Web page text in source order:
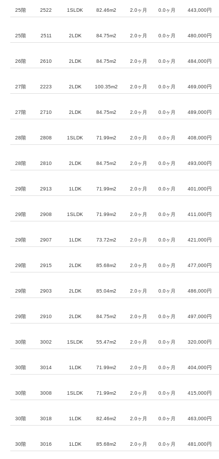
25階 2522 1SLDK 82.46m2 2.0ヶ月 0.0ヶ月 443,000円
25階 2511 2LDK 84.75m2 2.0ヶ月 0.0ヶ月 480,000円
26階 2610 2LDK 84.75m2 2.0ヶ月 0.0ヶ月 484,000円
27階 2223 2LDK 100.35m2 2.0ヶ月 0.0ヶ月 469,000円
27階 2710 2LDK 84.75m2 2.0ヶ月 0.0ヶ月 489,000円
28階 2808 1SLDK 71.99m2 2.0ヶ月 0.0ヶ月 408,000円
28階 2810 2LDK 84.75m2 2.0ヶ月 0.0ヶ月 493,000円
29階 2913 1LDK 71.99m2 2.0ヶ月 0.0ヶ月 401,000円
29階 2908 1SLDK 71.99m2 2.0ヶ月 0.0ヶ月 411,000円
29階 2907 1LDK 73.72m2 2.0ヶ月 0.0ヶ月 421,000円
29階 2915 2LDK 85.68m2 2.0ヶ月 0.0ヶ月 477,000円
29階 2903 2LDK 85.04m2 2.0ヶ月 0.0ヶ月 486,000円
29階 2910 2LDK 84.75m2 2.0ヶ月 0.0ヶ月 497,000円
30階 3002 1SLDK 55.47m2 2.0ヶ月 0.0ヶ月 320,000円
30階 3014 1LDK 71.99m2 2.0ヶ月 0.0ヶ月 404,000円
30階 3008 1SLDK 71.99m2 2.0ヶ月 0.0ヶ月 415,000円
30階 3018 1LDK 82.46m2 2.0ヶ月 0.0ヶ月 463,000円
30階 3016 1LDK 85.68m2 2.0ヶ月 0.0ヶ月 481,000円